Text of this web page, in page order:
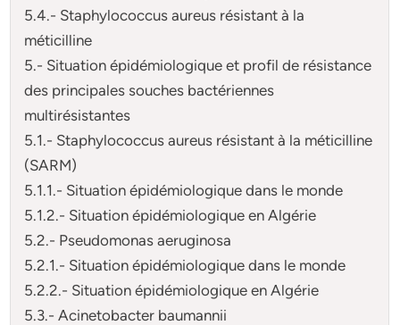
5.4.- Staphylococcus aureus résistant à la
méticilline
5.- Situation épidémiologique et profil de résistance
des principales souches bactériennes
multirésistantes
5.1.- Staphylococcus aureus résistant à la méticilline
(SARM)
5.1.1.- Situation épidémiologique dans le monde
5.1.2.- Situation épidémiologique en Algérie
5.2.- Pseudomonas aeruginosa
5.2.1.- Situation épidémiologique dans le monde
5.2.2.- Situation épidémiologique en Algérie
5.3.- Acinetobacter baumannii